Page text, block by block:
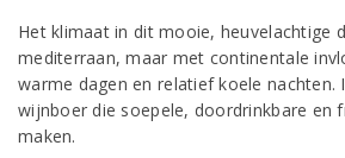
Het klimaat in dit mooie, heuvelachtige
mediterraan, maar met continentale
warme dagen en relatief koele nachten.
wijnboer die soepele, doordrinkbare en
maken.